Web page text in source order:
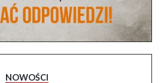
NOWOŚCI